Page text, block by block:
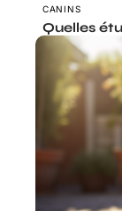
CANINS
Quelles